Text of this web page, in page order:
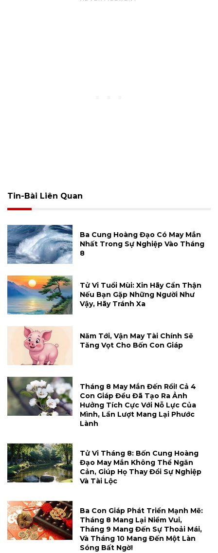
Tin-Bài Liên Quan
Ba Cung Hoàng Đạo Có May Mắn
Nhất Trong Sự Nghiệp Vào Tháng
8
Tử Vi Tuổi Mùi: Xin Hãy Cẩn Thận
Nếu Bạn Gặp Những Người Như
Vậy, Hãy Tránh Xa
Năm Tới, Vận May Tài Chính Sẽ
Tăng Vọt Cho Bốn Con Giáp
Tháng 8 May Mắn Đến Rồi! Cả 4
Con Giáp Đều Đã Tạo Ra Ảnh
Hưởng Tích Cực Với Nỗ Lực Của
Mình, Lần Lượt Mang Lại Phước
Lành
Tử Vi Tháng 8: Bốn Cung Hoàng
Đạo May Mắn Không Thể Ngăn
Cản, Giúp Họ Thay Đổi Sự Nghiệp
Và Tài Lộc
Ba Con Giáp Phát Triển Mạnh Mẽ:
Tháng 8 Mang Lại Niềm Vui,
Tháng 9 Mang Đến Sự Thoải Mái,
Và Tháng 10 Mang Đến Một Làn
Sóng Bất Ngờ!